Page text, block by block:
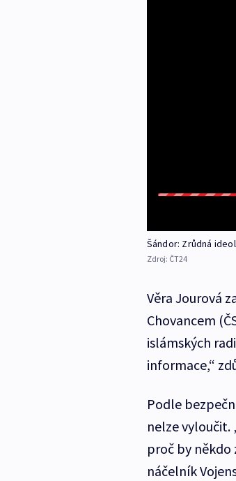
Šándor: Zrůdná
Zdroj: ČT24
Věra Jourová
Chovancem
islámských
informace,“
Podle
nelze vyloučit.
proč by někdo
náčelník